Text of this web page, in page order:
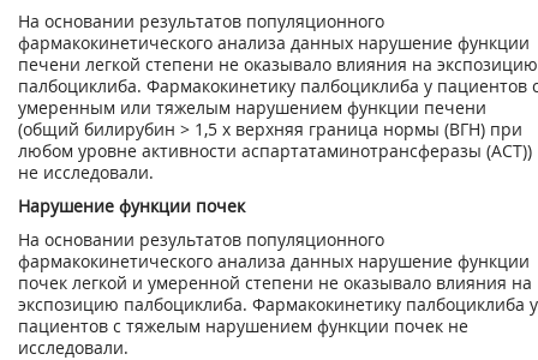
На основании результатов популяционного
фармакокинетического анализа данных нарушение функции
печени легкой степени не оказывало влияния на экспозицию
палбоциклиба. Фармакокинетику палбоциклиба у пациентов
умеренным или тяжелым нарушением функции печени
(общий билирубин > 1,5 х верхняя граница нормы (ВГН) при
любом уровне активности аспартатаминотрансферазы (ACT))
не исследовали.
Нарушение функции почек
На основании результатов популяционного
фармакокинетического анализа данных нарушение функции
почек легкой и умеренной степени не оказывало влияния на
экспозицию палбоциклиба. Фармакокинетику палбоциклиба у
пациентов с тяжелым нарушением функции почек не
исследовали.